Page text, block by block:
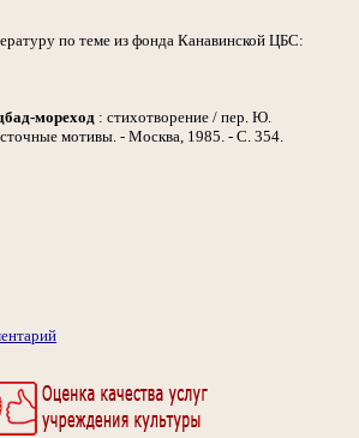
по теме из фонда Канавинской ЦБС:
мореход : стихотворение / пер. Ю.
мотивы. - Москва, 1985. - С. 354.